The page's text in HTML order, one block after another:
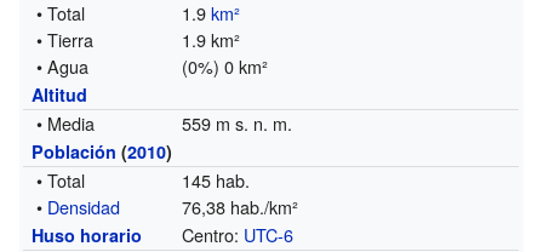
• Total 1.9km²
• Tierra
1.9 km²
• Agua
(0%) 0 km²
Altitud
• Media 559 m s. n. m.
Población (2010)
• Total
145 hab.
• Densidad 76,38 hab./km²
Huso horario Centro: UTC-6